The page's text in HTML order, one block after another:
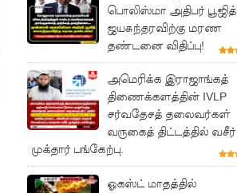
பொலிஸ்மா அதிபர் பூஜித்
ஜயசுந்தரவிற்கு மரண
தண்டனை விதிப்பு!
அமெரிக்க இராஜாங்கத்
திணைக்களத்தின் IVLP
சர்வதேசத் தலைவர்கள்
வருகைத் திட்டத்தில் வசீர்
முக்தார் பங்கேற்பு.
ஓகஸ்ட் மாதத்தில்